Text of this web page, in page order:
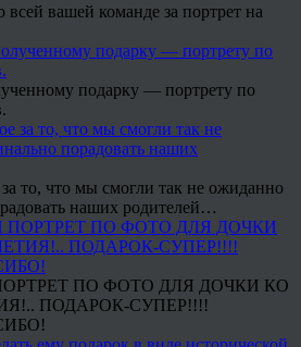
всей вашей команде за портрет на
подарку — портрету по
то, что мы смогли так не ожиданно
наших родителей…
ПО ФОТО ДЛЯ ДОЧКИ КО
ПОДАРОК-СУПЕР!!!!